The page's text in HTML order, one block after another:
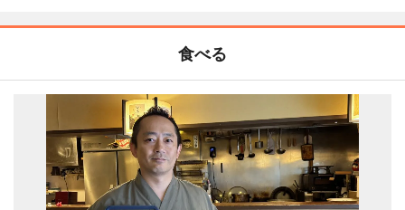
食べる